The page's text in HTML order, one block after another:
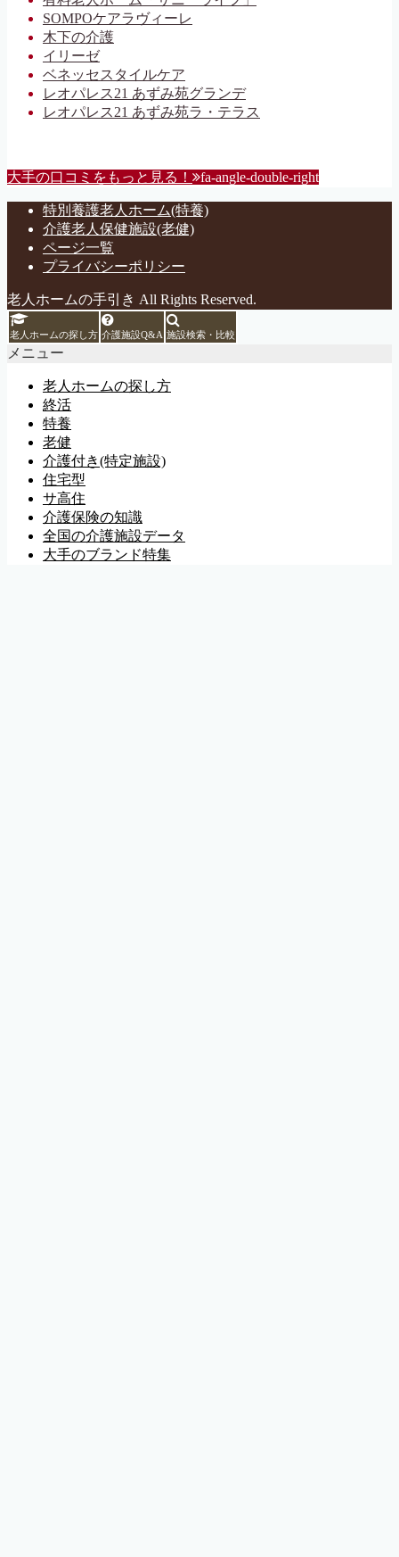
SOMPOケアラヴィーレ
木下の介護
イリーゼ
ベネッセスタイルケア
レオパレス21 あずみ苑グランデ
レオパレス21 あずみ苑ラ・テラス
大手の口コミをもっと見る！ fa-angle-double-right
特別養護老人ホーム(特養)
介護老人保健施設(老健)
ページ一覧
プライバシーポリシー
老人ホームの手引き All Rights Reserved.
老人ホームの探し方 介護施設Q&A 施設検索・比較
メニュー
老人ホームの探し方
終活
特養
老健
介護付き(特定施設)
住宅型
サ高住
介護保険の知識
全国の介護施設データ
大手のブランド特集